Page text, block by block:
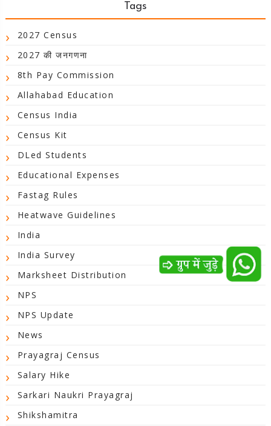
Tags
2027 Census
2027 की जनगणना
8th Pay Commission
Allahabad Education
Census India
Census Kit
DLed Students
Educational Expenses
Fastag Rules
Heatwave Guidelines
India
India Survey
Marksheet Distribution
NPS
NPS Update
News
Prayagraj Census
Salary Hike
Sarkari Naukri Prayagraj
Shikshamitra